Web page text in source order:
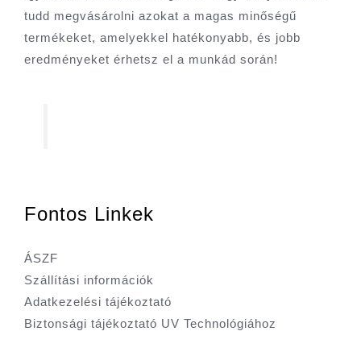
tudd megvásárolni azokat a magas minőségű
termékeket, amelyekkel hatékonyabb, és jobb
eredményeket érhetsz el a munkád során!
Fontos Linkek
ÁSZF
Szállítási információk
Adatkezelési tájékoztató
Biztonsági tájékoztató UV Technológiához